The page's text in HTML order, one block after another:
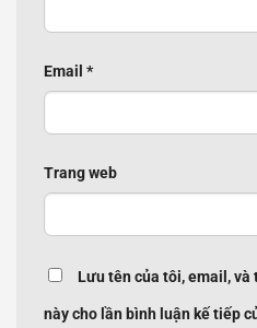
Email *
Trang web
Lưu tên của tôi, email,
này cho lần bình luận kế tiếp